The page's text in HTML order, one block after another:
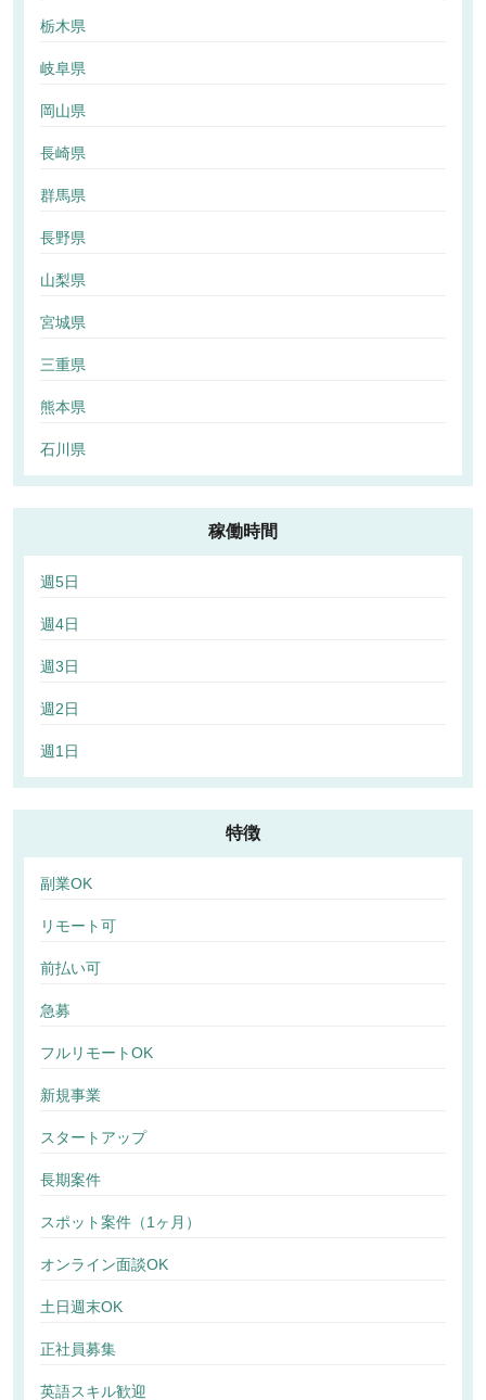
栃木県
岐阜県
岡山県
長崎県
群馬県
長野県
山梨県
宮城県
三重県
熊本県
石川県
稼働時間
週5日
週4日
週3日
週2日
週1日
特徴
副業OK
リモート可
前払い可
急募
フルリモートOK
新規事業
スタートアップ
長期案件
スポット案件（1ヶ月）
オンライン面談OK
土日週末OK
正社員募集
英語スキル歓迎